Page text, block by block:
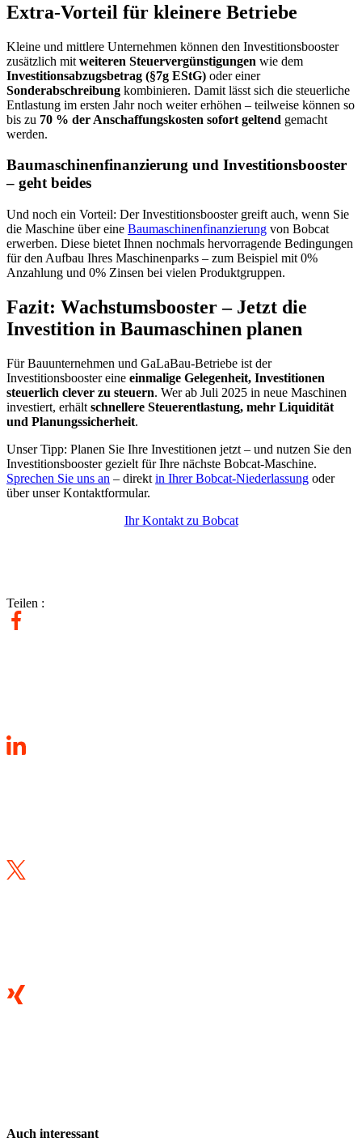
Extra-Vorteil für kleinere Betriebe
Kleine und mittlere Unternehmen können den Investitionsbooster
zusätzlich mit weiteren Steuervergünstigungen wie dem
Investitionsabzugsbetrag (§7g EStG) oder einer
Sonderabschreibung kombinieren. Damit lässt sich die steuerliche
Entlastung im ersten Jahr noch weiter erhöhen – teilweise können so
bis zu 70 % der Anschaffungskosten sofort geltend gemacht
werden.
Baumaschinenfinanzierung und Investitionsbooster
– geht beides
Und noch ein Vorteil: Der Investitionsbooster greift auch, wenn Sie
die Maschine über eine Baumaschinenfinanzierung von Bobcat
erwerben. Diese bietet Ihnen nochmals hervorragende Bedingungen
für den Aufbau Ihres Maschinenparks – zum Beispiel mit 0%
Anzahlung und 0% Zinsen bei vielen Produktgruppen.
Fazit: Wachstumsbooster – Jetzt die
Investition in Baumaschinen planen
Für Bauunternehmen und GaLaBau-Betriebe ist der
Investitionsbooster eine einmalige Gelegenheit, Investitionen
steuerlich clever zu steuern. Wer ab Juli 2025 in neue Maschinen
investiert, erhält schnellere Steuerentlastung, mehr Liquidität
und Planungssicherheit.
Unser Tipp: Planen Sie Ihre Investitionen jetzt – und nutzen Sie den
Investitionsbooster gezielt für Ihre nächste Bobcat-Maschine.
Sprechen Sie uns an – direkt in Ihrer Bobcat-Niederlassung oder
über unser Kontaktformular.
Ihr Kontakt zu Bobcat
Teilen :
Auch interessant